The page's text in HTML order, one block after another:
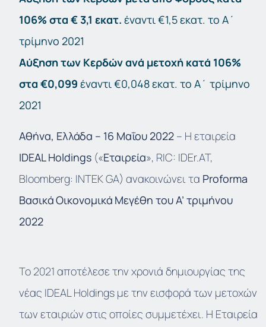
106% στα €3,1 εκατ. έναντι €1,5 εκατ. το Α΄
τρίμηνο 2021
Αύξησητων Κερδώνανά μετοχή κατά 106%
στα €0,099 έναντι €0,048 εκατ. το Α΄ τρίμηνο
2021
Αθήνα, Ελλάδα – 16 Μαΐου 2022 – Η εταιρεία
IDEAL Holdings («Εταιρεία», RIC: IDEr.AT,
Bloomberg: INTEK GA) ανακοινώνει τα Proforma
Βασικά Οικονομικά Μεγέθη του Α’ τριμήνου
2022
Το 2021 αποτέλεσε την χρονιά δημιουργίας της
νέας IDEAL Holdings με την εισφορά των μετοχών
των εταιριών στις οποίες συμμετέχει. Η Εταιρεία